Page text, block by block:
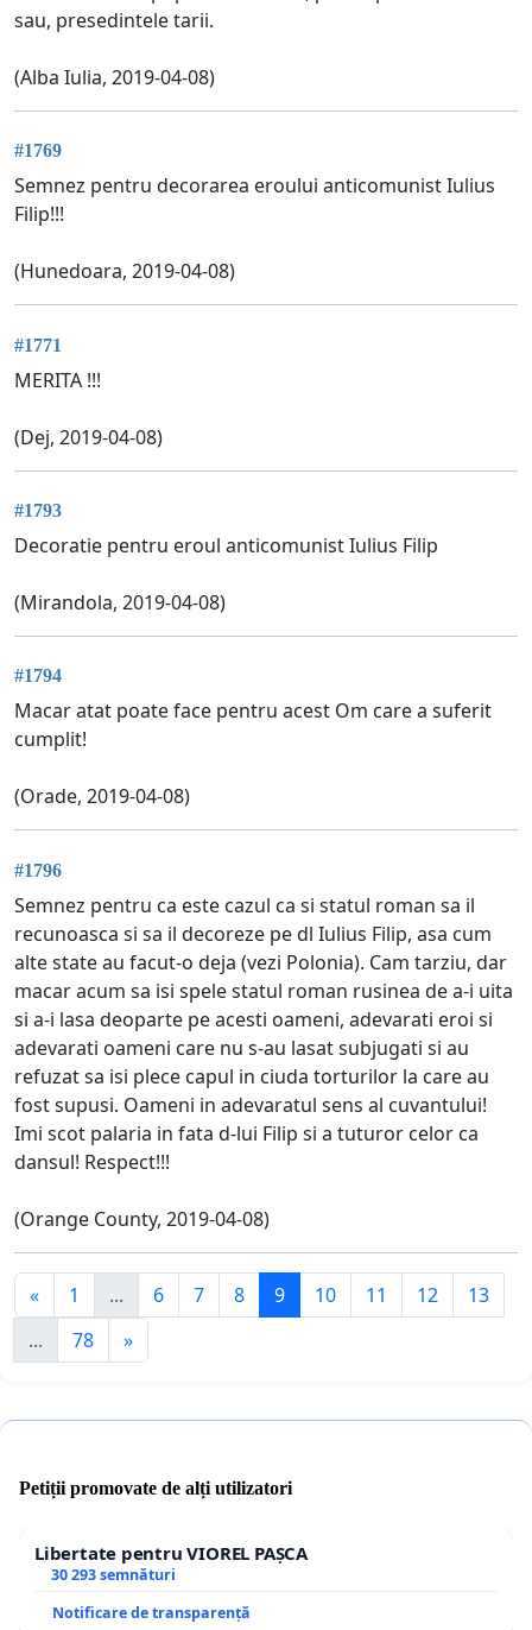
sau, presedintele tarii.
(Alba Iulia, 2019-04-08)
#1769
Semnez pentru decorarea eroului anticomunist Iulius
Filip!!!
(Hunedoara, 2019-04-08)
#1771
MERITA !!!
(Dej, 2019-04-08)
#1793
Decoratie pentru eroul anticomunist Iulius Filip
(Mirandola, 2019-04-08)
#1794
Macar atat poate face pentru acest Om care a suferit
cumplit!
(Orade, 2019-04-08)
#1796
Semnez pentru ca este cazul ca si statul roman sa il
recunoasca si sa il decoreze pe dl Iulius Filip, asa cum
alte state au facut-o deja (vezi Polonia). Cam tarziu, dar
macar acum sa isi spele statul roman rusinea de a-i uita
si a-i lasa deoparte pe acesti oameni, adevarati eroi si
adevarati oameni care nu s-au lasat subjugati si au
refuzat sa isi plece capul in ciuda torturilor la care au
fost supusi. Oameni in adevaratul sens al cuvantului!
Imi scot palaria in fata d-lui Filip si a tuturor celor ca
dansul! Respect!!!
(Orange County, 2019-04-08)
« 1 ... 6 7 8 9 10 11 12
13
...
78 »
Petiții promovate de alți utilizatori
Libertate pentru VIOREL PAȘCA
30 293 semnături
Notificare de transparență